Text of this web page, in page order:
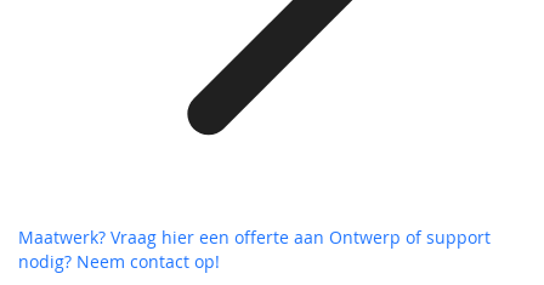
Maatwerk? Vraag hier een offerte aan Ontwerp of support
nodig? Neem contact op!